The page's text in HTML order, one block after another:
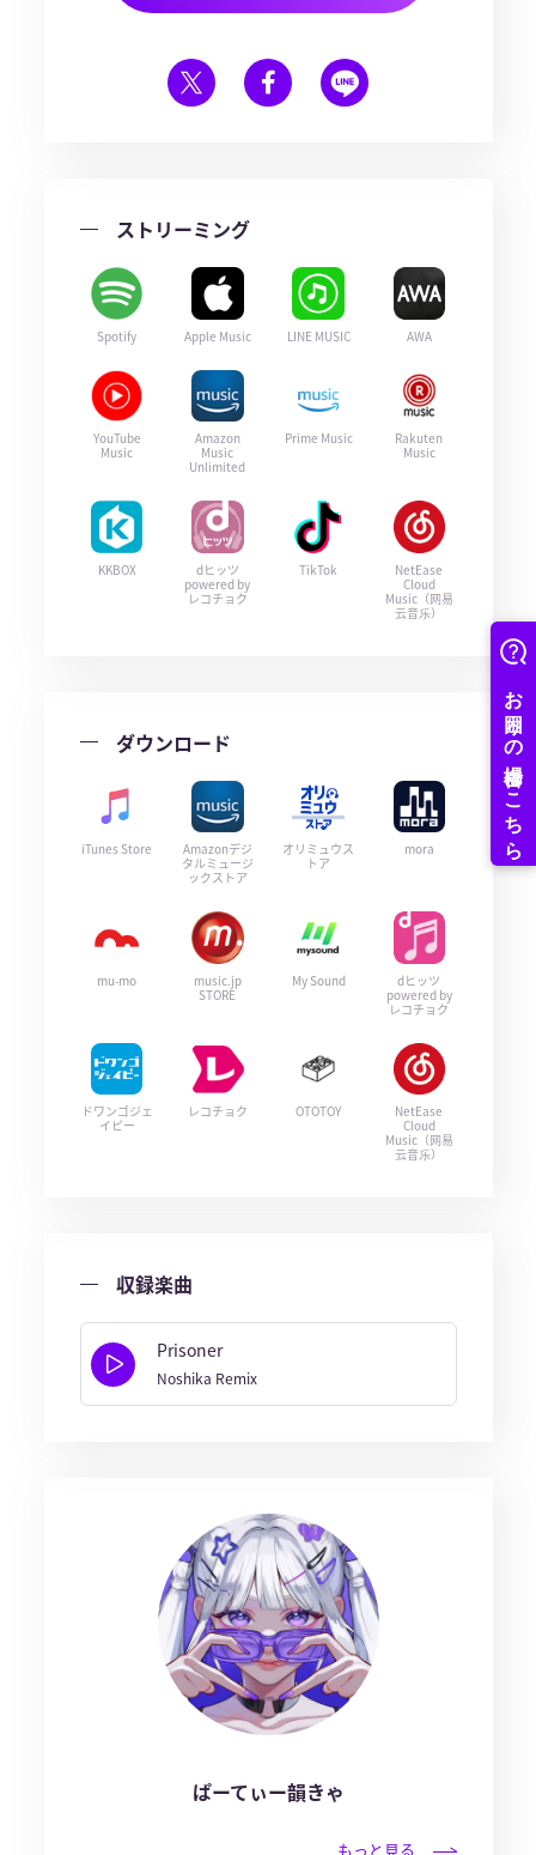
ストリーミング
Spotify Apple Music LINE MUSIC AWA
YouTube
Music
Amazon
Music
Unlimited
Prime Music
Rakuten
Music
KKBOX
dヒッツ
powered by
レコチョク
TikTok
NetEase
Cloud
Music（网易
云音乐）
ダウンロード
iTunes Store
Amazonデジ
タルミュージ
ックストア
オリミュウス
トア
mora
mu-mo
music.jp
STORE
My Sound
dヒッツ
powered by
レコチョク
ドワンゴジェ
イピー
レコチョク OTOTOY
NetEase
Cloud
Music（网易
云音乐）
収録楽曲
Prisoner
Noshika Remix
ぱーてぃー韻きゃ
もっと見る